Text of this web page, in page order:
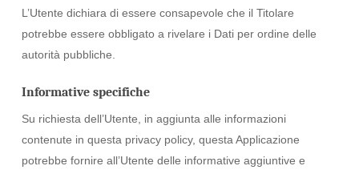
L’Utente dichiara di essere consapevole che il Titolare
potrebbe essere obbligato a rivelare i Dati per ordine delle
autorità pubbliche.
Informative specifiche
Su richiesta dell’Utente, in aggiunta alle informazioni
contenute in questa privacy policy, questa Applicazione
potrebbe fornire all’Utente delle informative aggiuntive e